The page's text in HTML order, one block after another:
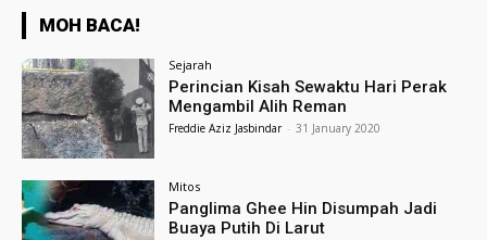
MOH BACA!
Sejarah
Perincian Kisah Sewaktu Hari Perak
Mengambil Alih Reman
Freddie Aziz Jasbindar - 31 January 2020
Mitos
Panglima Ghee Hin Disumpah Jadi
Buaya Putih Di Larut